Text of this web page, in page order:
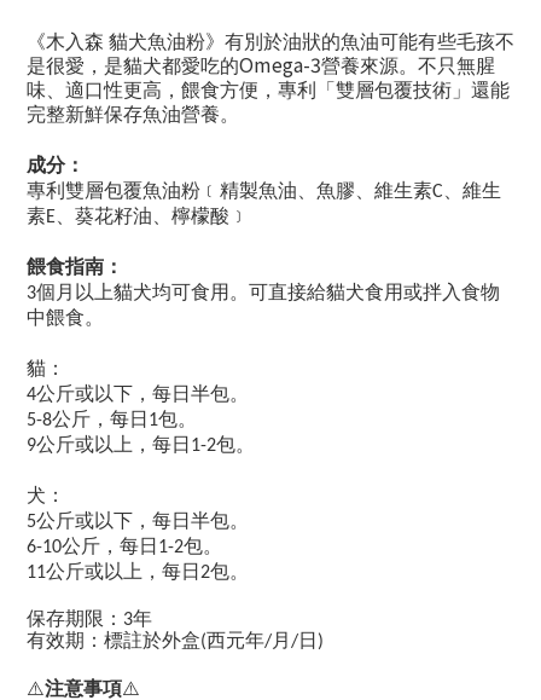
《木入森 貓犬魚油粉》有別於油狀的魚油可能有些毛孩不
是很愛，是貓犬都愛吃的Omega-3營養來源。不只無腥
味、適口性更高，餵食方便，專利「雙層包覆技術」還能
完整新鮮保存魚油營養。
成分：
專利雙層包覆魚油粉﹝精製魚油、魚膠、維生素C 、維生
素E 、葵花籽油、檸檬酸﹞
餵食指南：
3個月以上貓犬均可食用。可直接給貓犬食用或拌入食物
中餵食。
貓：
4公斤或以下，每日半包。
5-8公斤，每日 1包。
9公斤或以上，每日 1-2包。
犬：
5公斤或以下，每日半包。
6-10公斤，每日 1-2包。
11公斤或以上，每日 2包。
保存期限：3年
有效期：標註於外盒(西元年/月/日)
⚠️注意事項⚠️